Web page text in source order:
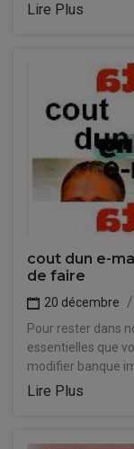
Lire Plus
cout dun e-
de faire
20 décembre
Pour rester dans
essentielles que
modifier banque
Lire Plus